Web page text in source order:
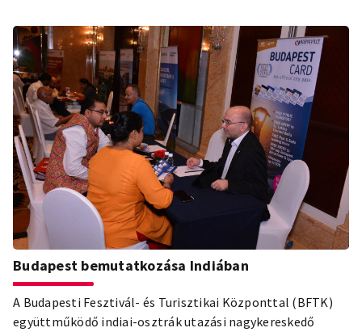
Budapest bemutatkozása Indiában
A Budapesti Fesztivál- és Turisztikai Központtal (BFTK)
együttműködő indiai-osztrák utazási nagykereskedő